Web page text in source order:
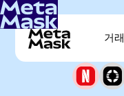
거래